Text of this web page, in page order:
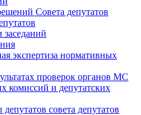
Совета депутатов
заседаний
экспертиза нормативных
проверок органов МС
комиссий и депутатских
совета депутатов